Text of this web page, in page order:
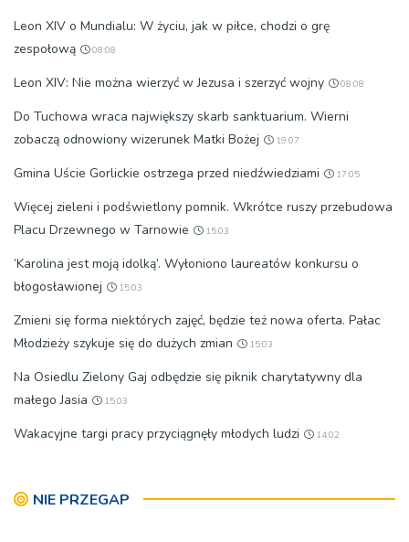
Leon XIV o Mundialu: W życiu, jak w piłce, chodzi o grę
zespołową
08:08
Leon XIV: Nie można wierzyć w Jezusa i szerzyć wojny 08:08
Do Tuchowa wraca największy skarb sanktuarium. Wierni
zobaczą odnowiony wizerunek Matki Bożej
19:07
Gmina Uście Gorlickie ostrzega przed niedźwiedziami 17:05
Więcej zieleni i podświetlony pomnik. Wkrótce ruszy przebudowa
Placu Drzewnego w Tarnowie
15:03
’Karolina jest moją idolką’. Wyłoniono laureatów konkursu o
błogosławionej
15:03
Zmieni się forma niektórych zajęć, będzie też nowa oferta. Pałac
Młodzieży szykuje się do dużych zmian
15:03
Na Osiedlu Zielony Gaj odbędzie się piknik charytatywny dla
małego Jasia
15:03
Wakacyjne targi pracy przyciągnęły młodych ludzi 14:02
NIE PRZEGAP